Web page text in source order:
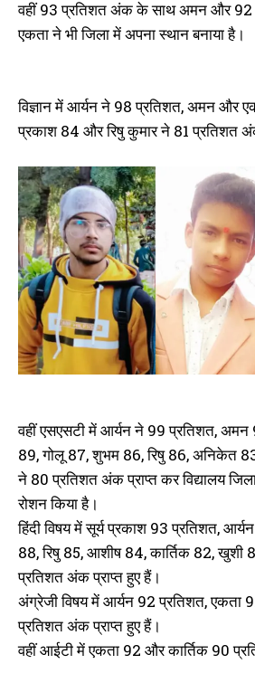
ने की घोषणा
January 20, 2023
In "औरंगाबाद"
वहीं 93 प्रतिशत अंक के साथ अमन और
एकता ने भी जिला में अपना स्थान बनाया है।
विज्ञान में आर्यन ने 98 प्रतिशत, अमन और
प्रकाश 84 और रिषु कुमार ने 81 प्रतिशत
वहीं एसएसटी में आर्यन ने 99 प्रतिशत, अमन
89, गोलू 87, शुभम 86, रिषु 86, अनिकेत
ने 80 प्रतिशत अंक प्राप्त कर विद्यालय
रोशन किया है।
हिंदी विषय में सूर्य प्रकाश 93 प्रतिशत,
88, रिषु 85, आशीष 84, कार्तिक 82, खुशी
प्रतिशत अंक प्राप्त हुए हैं।
अंग्रेजी विषय में आर्यन 92 प्रतिशत,
प्रतिशत अंक प्राप्त हुए हैं।
वहीं आईटी में एकता 92 और कार्तिक 90